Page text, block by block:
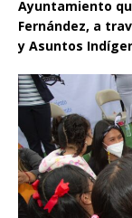
Ayuntamiento
Fernández, a
y Asuntos